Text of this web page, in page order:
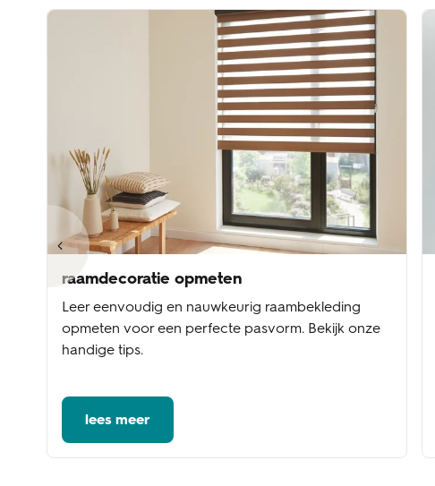
raamdecoratie opmeten
Leer eenvoudig en nauwkeurig raambekleding
opmeten voor een perfecte pasvorm. Bekijk onze
handige tips.
lees meer